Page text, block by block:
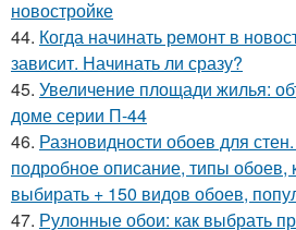
новостройке
44. Когда начинать ремонт в
зависит. Начинать ли сразу?
45. Увеличение площади жилья:
доме серии П-44
46. Разновидности обоев для
подробное описание, типы обоев,
выбирать + 150 видов обоев,
47. Рулонные обои: как выбрать